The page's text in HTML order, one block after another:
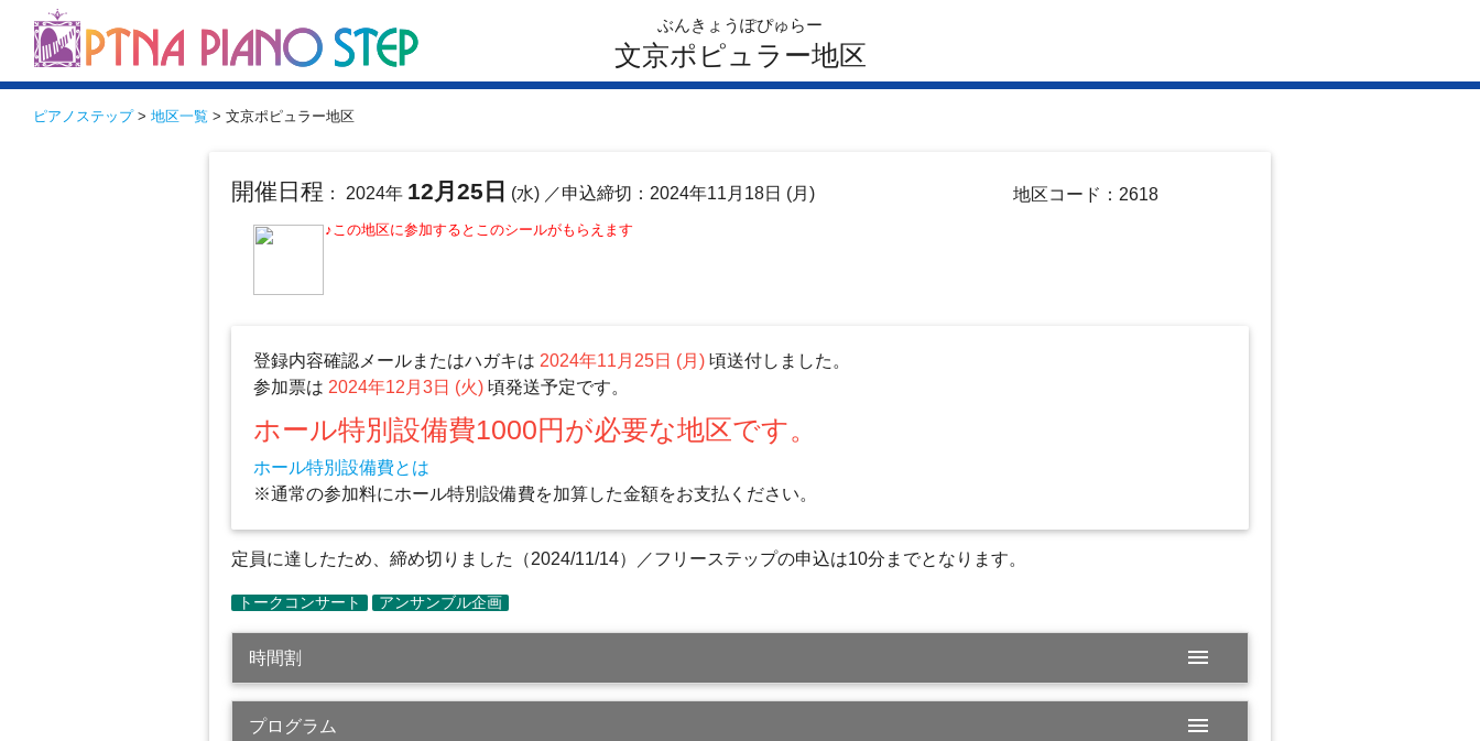
ぶんきょうぽぴゅらー
文京ポピュラー地区
ピアノステップ> 地区一覧 > 文京ポピュラー地区
開催日程 ： 2024年 12月25日 (水) ／申込締切：2024年11月18日 (月) 地区コード：2618
♪この地区に参加するとこのシールがもらえます
登録内容確認メールまたはハガキは 2024年11月25日 (月)頃送付しました。
参加票は 2024年12月3日 (火)頃発送予定です。
ホール特別設備費1000円が必要な地区です。
ホール特別設備費とは
※通常の参加料にホール特別設備費を加算した金額をお支払ください。
定員に達したため、締め切りました（2024/11/14）／フリーステップの申込は10分までとなります。
時間割 menu
プログラム menu